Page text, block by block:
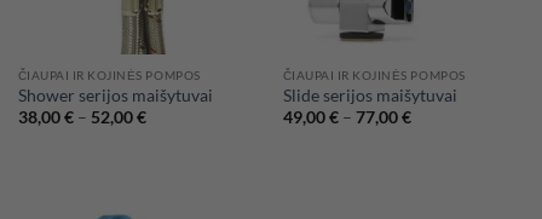
ČIAUPAI IR KOJINĖS POMPOS
Shower serijos maišytuvai
38,00€ – 52,00€Price
ČIAUPAI IR KOJINĖS POMPOS
Slide serijos maišytuvai
49,00€ – 77,00€Price